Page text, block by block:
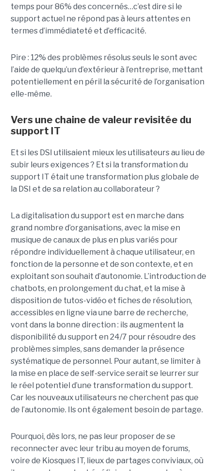
temps pour 86% des concernés…c’est dire si le
support actuel ne répond pas à leurs attentes en
termes d’immédiateté et d’efficacité.
Pire : 12% des problèmes résolus seuls le sont avec
l’aide de quelqu’un d’extérieur à l’entreprise, mettant
potentiellement en péril la sécurité de l’organisation
elle-même.
Vers une chaine de valeur revisitée du
support IT
Et si les DSI utilisaient mieux les utilisateurs au lieu de
subir leurs exigences ? Et si la transformation du
support IT était une transformation plus globale de
la DSI et de sa relation au collaborateur ?
La digitalisation du support est en marche dans
grand nombre d’organisations, avec la mise en
musique de canaux de plus en plus variés pour
répondre individuellement à chaque utilisateur, en
fonction de la personne et de son contexte, et en
exploitant son souhait d’autonomie. L’introduction de
chatbots, en prolongement du chat, et la mise à
disposition de tutos-vidéo et fiches de résolution,
accessibles en ligne via une barre de recherche,
vont dans la bonne direction : ils augmentent la
disponibilité du support en 24/7 pour résoudre des
problèmes simples, sans demander la présence
systématique de personnel. Pour autant, se limiter à
la mise en place de self-service serait se leurrer sur
le réel potentiel d’une transformation du support.
Car les nouveaux utilisateurs ne cherchent pas que
de l’autonomie. Ils ont également besoin de partage.
Pourquoi, dès lors, ne pas leur proposer de se
reconnecter avec leur tribu au moyen de forums,
voire de Kiosques IT, lieux de partages conviviaux, où